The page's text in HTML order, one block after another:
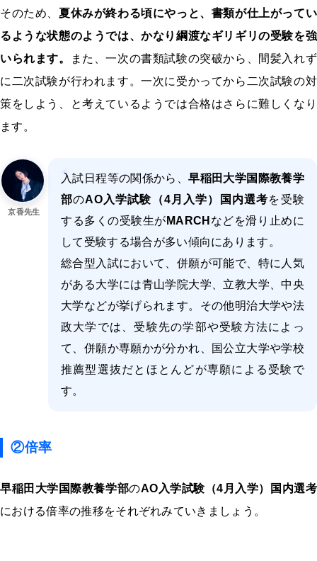
そのため、夏休みが終わる頃にやっと、書類が仕上がってい
るような状態のようでは、かなり綱渡なギリギリの受験を強
いられます。
また、一次の書類試験の突破から、間髪入れず
に二次試験が行われます。一次に受かってから二次試験の対
策をしよう、と考えているようでは合格はさらに難しくなり
ます。
京香先生
入試日程等の関係から、早稲田大学国際教養学
部のAO入学試験（4月入学）国内選考を受験
する多くの受験生が MARCH などを滑り止めに
して受験する場合が多い傾向にあります。
総合型入試において、併願が可能で、特に人気
がある大学には青山学院大学、立教大学、中央
大学などが挙げられます。その他明治大学や法
政大学では、受験先の学部や受験方法によっ
て、併願か専願かが分かれ、国公立大学や学校
推薦型選抜だとほとんどが専願による受験で
す。
②倍率
早稲田大学国際教養学部のAO入学試験（4月入学）国内選考
における倍率の推移をそれぞれみていきましょう。